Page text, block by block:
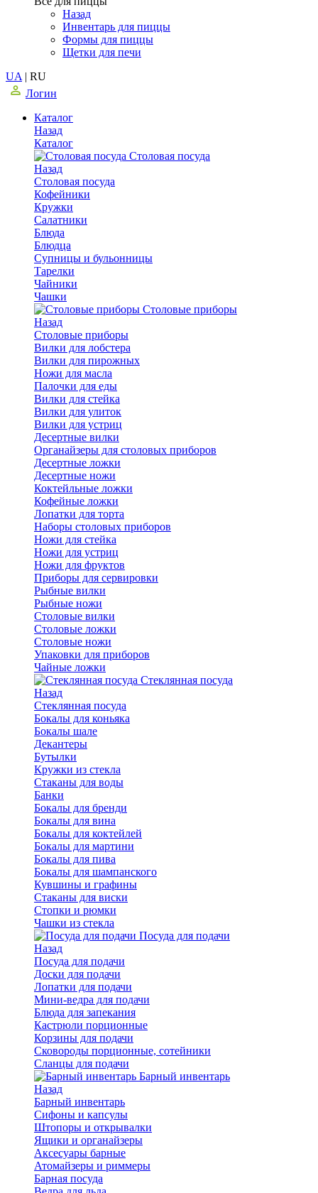
Назад
Инвентарь для пиццы
Формы для пиццы
Щетки для печи
UA | RU
Логин
Каталог
Назад
Каталог
Столовая посуда
Назад
Столовая посуда
Кофейники
Кружки
Салатники
Блюда
Блюдца
Супницы и бульонницы
Тарелки
Чайники
Чашки
Cтоловые приборы
Назад
Cтоловые приборы
Вилки для лобстера
Вилки для пирожных
Ножи для масла
Палочки для еды
Вилки для стейка
Вилки для улиток
Вилки для устриц
Десертные вилки
Органайзеры для столовых приборов
Десертные ложки
Десертные ножи
Коктейльные ложки
Кофейные ложки
Лопатки для торта
Наборы столовых приборов
Ножи для стейка
Ножи для устриц
Ножи для фруктов
Приборы для сервировки
Рыбные вилки
Рыбные ножи
Столовые вилки
Столовые ложки
Столовые ножи
Упаковки для приборов
Чайные ложки
Стеклянная посуда
Назад
Стеклянная посуда
Бокалы для коньяка
Бокалы шале
Декантеры
Бутылки
Кружки из стекла
Стаканы для воды
Банки
Бокалы для бренди
Бокалы для вина
Бокалы для коктейлей
Бокалы для мартини
Бокалы для пива
Бокалы для шампанского
Кувшины и графины
Стаканы для виски
Стопки и рюмки
Чашки из стекла
Посуда для подачи
Назад
Посуда для подачи
Доски для подачи
Лопатки для подачи
Мини-ведра для подачи
Блюда для запекания
Кастрюли порционные
Корзины для подачи
Сковороды порционные, сотейники
Сланцы для подачи
Барный инвентарь
Назад
Барный инвентарь
Сифоны и капсулы
Штопоры и открывалки
Ящики и органайзеры
Аксесуары барные
Атомайзеры и риммеры
Барная посуда